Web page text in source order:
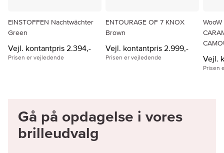
EINSTOFFEN Nachtwächter
Green
Vejl. kontantpris 2.394,-
Prisen er vejledende
ENTOURAGE OF 7 KNOX
Brown
Vejl. kontantpris 2.999,-
Prisen er vejledende
WooW
Vejl.
Prisen
Gå på opdagelse i vores
brilleudvalg